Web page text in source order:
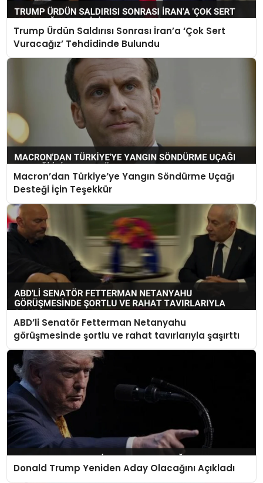
Trump Ürdün Saldırısı Sonrası İran’a ‘Çok Sert
Vuracağız’ Tehdidinde Bulundu
Macron’dan Türkiye’ye Yangın Söndürme Uçağı
Desteği İçin Teşekkür
ABD’li Senatör Fetterman Netanyahu
görüşmesinde şortlu ve rahat tavırlarıyla şaşırttı
Donald Trump Yeniden Aday Olacağını Açıkladı